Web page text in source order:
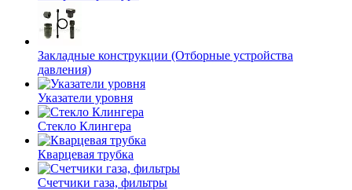
Закладные конструкции (Отборные устройства
давления)
Указатели уровня
Стекло Клингера
Кварцевая трубка
Счетчики газа, фильтры